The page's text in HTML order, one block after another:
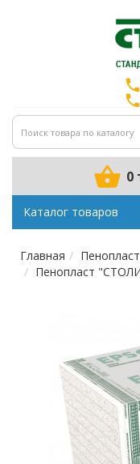
0
Каталог товаров
Главная
Пенопласт